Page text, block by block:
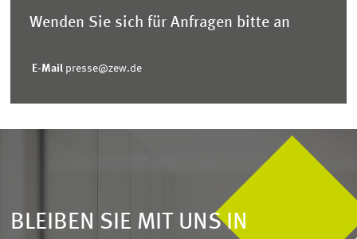
Wenden Sie sich für Anfragen bitte an
E-Mail presse@zew.de
BLEIBEN SIE MIT UNS IN